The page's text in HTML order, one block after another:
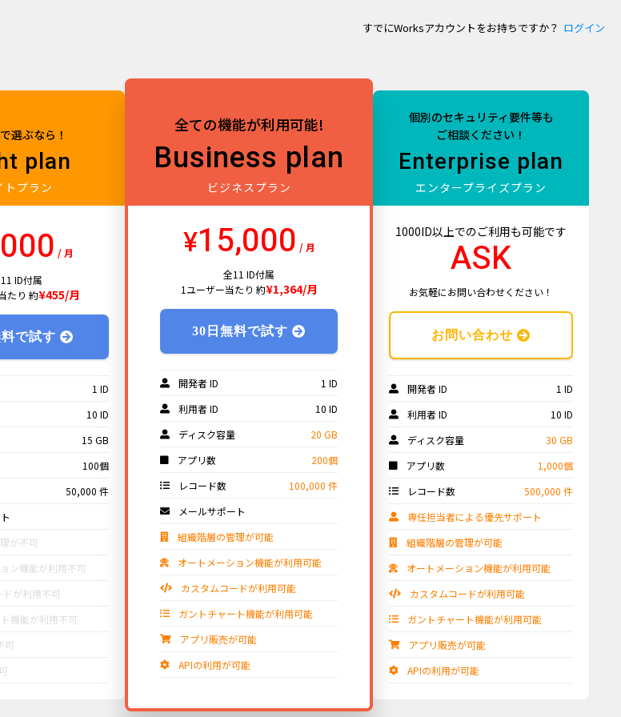
すでにWorksアカウントをお持ちですか？ ログイン
選ぶなら！
plan
トプラン
/ 月
ID付属
たり 約¥455/月
で試す
1 ID
10 ID
15 GB
100個
50,000 件
が不可
ン機能が利用不可
ドが利用不可
機能が利用不可
可
全ての機能が利用可能!
Business plan
ビジネスプラン
¥15,000 / 月
全11 ID付属
1ユーザー当たり 約¥1,364/月
30日無料で試す
開発者 ID
1 ID
利用者 ID
10 ID
ディスク容量
20 GB
アプリ数
200個
レコード数
100,000 件
メールサポート
組織階層の管理が可能
オートメーション機能が利用可能
カスタムコードが利用可能
ガントチャート機能が利用可能
アプリ販売が可能
APIの利用が可能
個別のセキュリティ要件等も
ご相談ください！
Enterprise plan
エンタープライズプラン
1000ID以上でのご利用も可能です
ASK
お気軽にお問い合わせください！
お問い合わせ
開発者 ID
1 ID
利用者 ID
10 ID
ディスク容量
30 GB
アプリ数
1,000個
レコード数
500,000 件
専任担当者による優先サポート
組織階層の管理が可能
オートメーション機能が利用可能
カスタムコードが利用可能
ガントチャート機能が利用可能
アプリ販売が可能
APIの利用が可能